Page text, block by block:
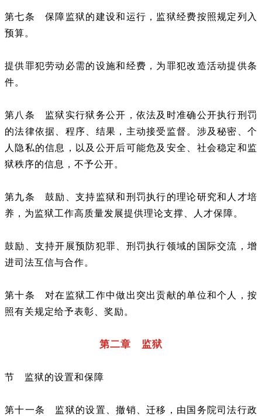
第七条
保障监狱的建设和运行，监狱经费按照规定列入
预算。
提供罪犯劳动必需的设施和经费，为罪犯改造活动提供条
件。
第八条
监狱实行狱务公开，依法及时准确公开执行刑罚
的法律依据、程序、结果，主动接受监督。涉及秘密、个
人隐私的信息，以及公开后可能危及安全、社会稳定和监
狱秩序的信息，不予公开。
第九条
鼓励、支持监狱和刑罚执行的理论研究和人才培
养，为监狱工作高质量发展提供理论支撑、人才保障。
鼓励、支持开展预防犯罪、刑罚执行领域的国际交流，增
进司法互信与合作。
第十条 对在监狱工作中做出突出贡献的单位和个人，按
照有关规定给予表彰、奖励。
第二章 监狱
节 监狱的设置和保障
第十一条 监狱的设置、撤销、迁移，由国务院司法行政